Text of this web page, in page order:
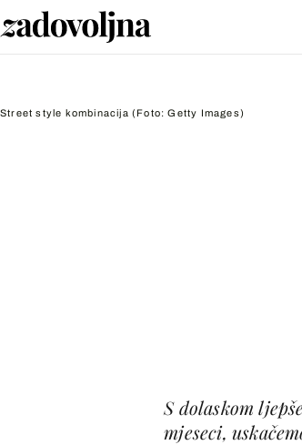
Street style kombinacija (Foto: Getty Images)
S dolaskom
mjeseci,